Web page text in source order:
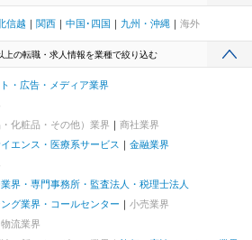
信越 関西 中国･四国 九州・沖縄 海外
の転職・求人情報を業種で絞り込む
・広告・メディア業界
化粧品・その他）業界
商社業界
エンス・医療系サービス
金融業界
界・専門事務所・監査法人・税理士法人
グ業界・コールセンター
小売業界
流業界